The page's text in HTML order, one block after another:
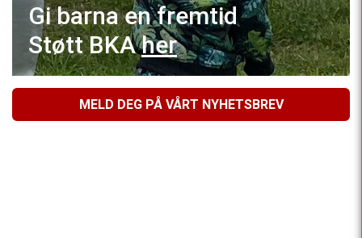
Gi barna en fremtid
Støtt BKAher
MELD DEG PÅ VÅRT NYHETSBREV